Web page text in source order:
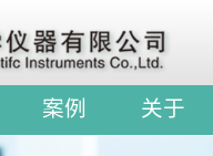
案例 关于